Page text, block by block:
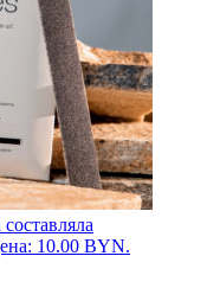
10.00 BYN.